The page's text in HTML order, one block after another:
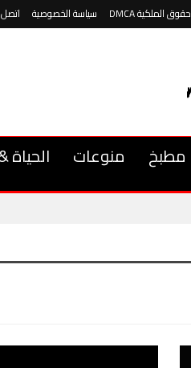
حقوق الملكية DMCA سياسة الخصوصية اتصل
مطبخ منوعات